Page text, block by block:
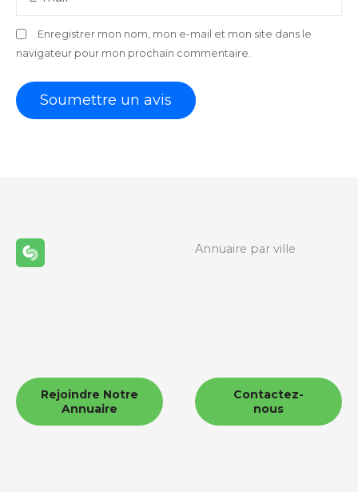
Enregistrer mon nom, mon e-mail et mon site dans le
navigateur pour mon prochain commentaire.
Annuaire par ville
Rejoindre Notre
Annuaire
Contactez-
nous